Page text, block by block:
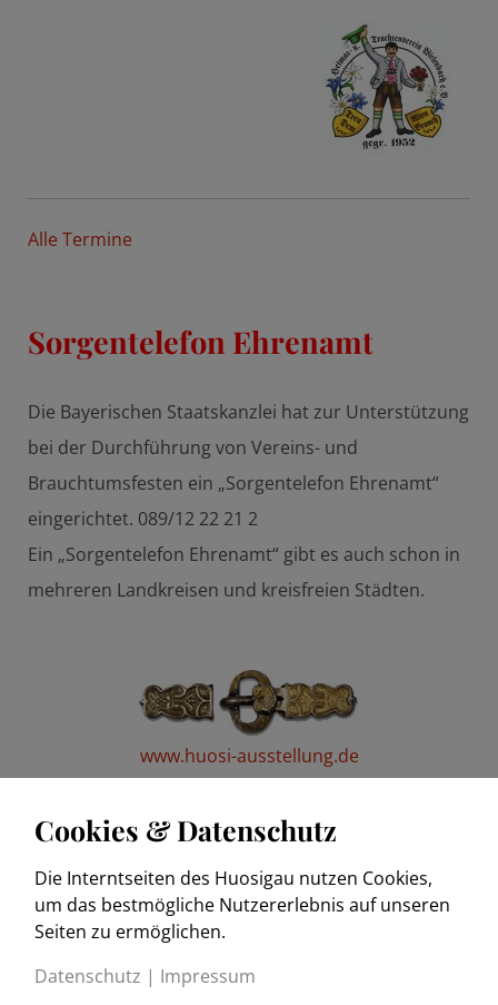
Alle Termine
Sorgentelefon Ehrenamt
Die Bayerischen Staatskanzlei hat zur Unterstützung
bei der Durchführung von Vereins- und
Brauchtumsfesten ein „Sorgentelefon Ehrenamt“
eingerichtet. 089/12 22 21 2
Ein „Sorgentelefon Ehrenamt“ gibt es auch schon in
mehreren Landkreisen und kreisfreien Städten.
www.huosi-ausstellung.de
www.trachtenkulturmuseum.de
Cookies & Datenschutz
Die Interntseiten des Huosigau nutzen Cookies,
um das bestmögliche Nutzererlebnis auf unseren
Seiten zu ermöglichen.
Datenschutz | Impressum